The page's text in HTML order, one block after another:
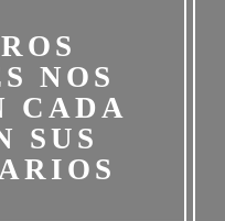
NOS
CADA
SUS